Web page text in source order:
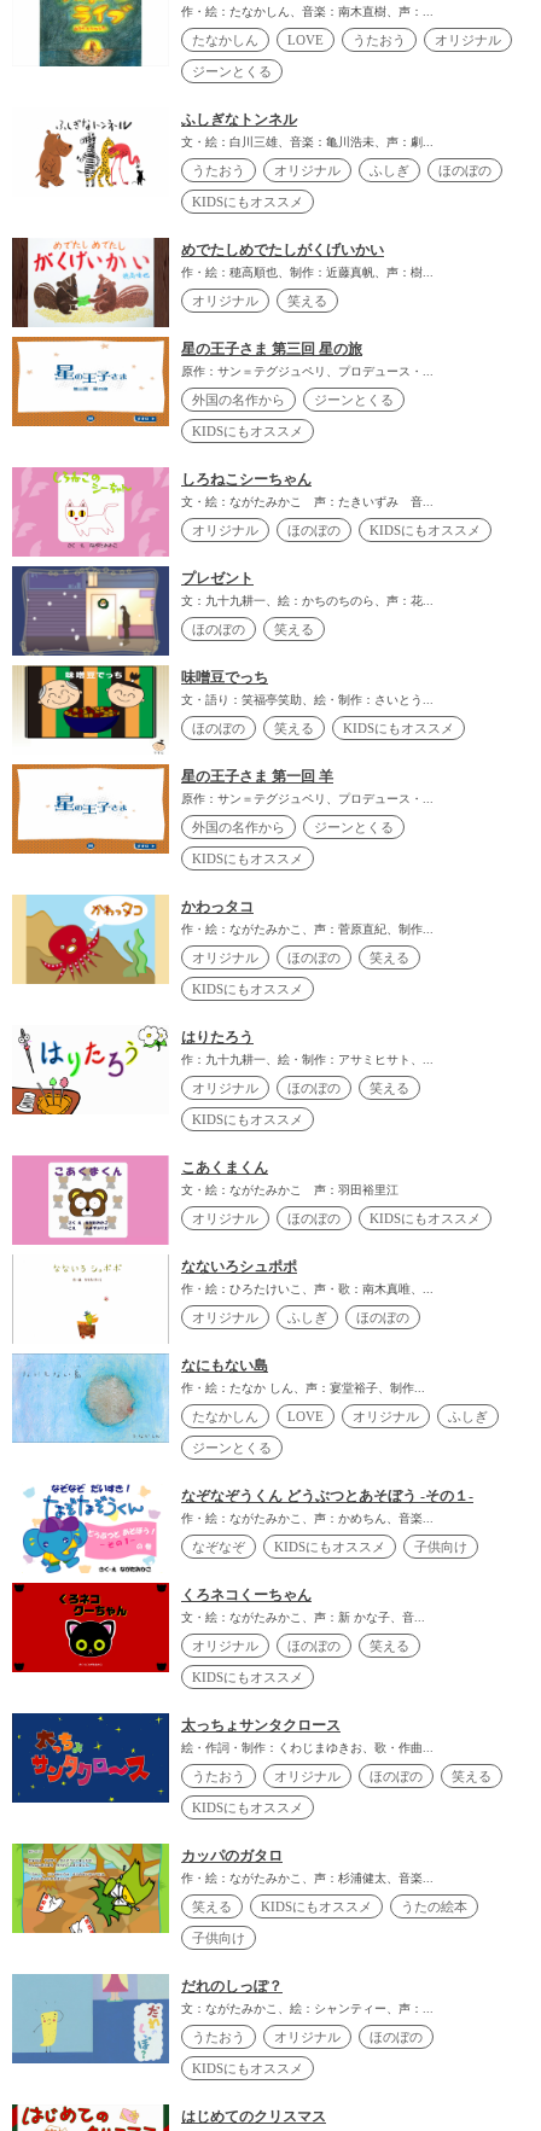
作・絵：たなかしん、音楽：南木直樹、声：...
たなかしん LOVE うたおう オリジナル
ジーンとくる
ふしぎなトンネル
文・絵：白川三雄、音楽：亀川浩未、声：劇...
うたおう オリジナル ふしぎ ほのぼの
KIDSにもオススメ
めでたしめでたしがくげいかい
作・絵：穂高順也、制作：近藤真帆、声：樹...
オリジナル 笑える
星の王子さま 第三回 星の旅
原作：サン＝テグジュペリ、プロデュース・...
外国の名作から ジーンとくる
KIDSにもオススメ
しろねこシーちゃん
文・絵：ながたみかこ 声：たきいずみ 音...
オリジナル ほのぼの KIDSにもオススメ
プレゼント
文：九十九耕一、絵：かちのちのら、声：花...
ほのぼの 笑える
味噌豆でっち
文・語り：笑福亭笑助、絵・制作：さいとう...
ほのぼの 笑える KIDSにもオススメ
星の王子さま 第一回 羊
原作：サン＝テグジュペリ、プロデュース・...
外国の名作から ジーンとくる
KIDSにもオススメ
かわっタコ
作・絵：ながたみかこ、声：菅原直紀、制作...
オリジナル ほのぼの 笑える
KIDSにもオススメ
はりたろう
作：九十九耕一、絵・制作：アサミヒサト、...
オリジナル ほのぼの 笑える
KIDSにもオススメ
こあくまくん
文・絵：ながたみかこ 声：羽田裕里江
オリジナル ほのぼの KIDSにもオススメ
なないろシュポポ
作・絵：ひろたけいこ、声・歌：南木真唯、...
オリジナル ふしぎ ほのぼの
なにもない島
作・絵：たなか しん、声：宴堂裕子、制作...
たなかしん LOVE オリジナル ふしぎ
ジーンとくる
なぞなぞうくん どうぶつとあそぼう -その１-
作・絵：ながたみかこ、声：かめちん、音楽...
なぞなぞ KIDSにもオススメ 子供向け
くろネコくーちゃん
文・絵：ながたみかこ、声：新 かな子、音...
オリジナル ほのぼの 笑える
KIDSにもオススメ
太っちょサンタクロース
絵・作詞・制作：くわじまゆきお、歌・作曲...
うたおう オリジナル ほのぼの 笑える
KIDSにもオススメ
カッパのガタロ
作・絵：ながたみかこ、声：杉浦健太、音楽...
笑える KIDSにもオススメ うたの絵本
子供向け
だれのしっぽ？
文：ながたみかこ、絵：シャンティー、声：...
うたおう オリジナル ほのぼの
KIDSにもオススメ
はじめてのクリスマス